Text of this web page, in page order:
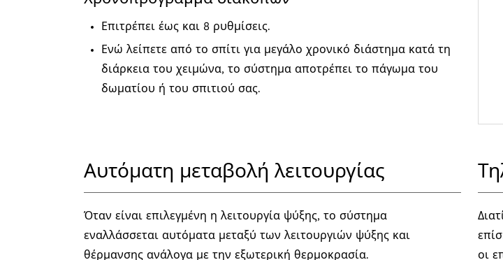
Επιτρέπει έως και 8 ρυθμίσεις.
Ενώ λείπετε από το σπίτι για μεγάλο χρονικό διάστημα κατά τη
διάρκεια του χειμώνα, το σύστημα αποτρέπει το πάγωμα του
δωματίου ή του σπιτιού σας.
Αυτόματη μεταβολή λειτουργίας
Όταν είναι επιλεγμένη η λειτουργία ψύξης, το σύστημα
εναλλάσσεται αυτόματα μεταξύ των λειτουργιών ψύξης και
θέρμανσης ανάλογα με την εξωτερική θερμοκρασία.
οι